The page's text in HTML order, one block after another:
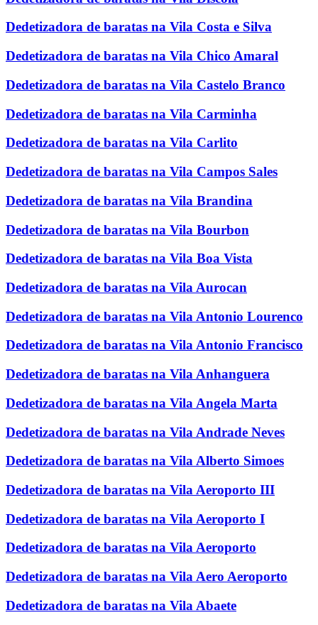
Dedetizadora de baratas na Vila Costa e Silva
Dedetizadora de baratas na Vila Chico Amaral
Dedetizadora de baratas na Vila Castelo Branco
Dedetizadora de baratas na Vila Carminha
Dedetizadora de baratas na Vila Carlito
Dedetizadora de baratas na Vila Campos Sales
Dedetizadora de baratas na Vila Brandina
Dedetizadora de baratas na Vila Bourbon
Dedetizadora de baratas na Vila Boa Vista
Dedetizadora de baratas na Vila Aurocan
Dedetizadora de baratas na Vila Antonio Lourenco
Dedetizadora de baratas na Vila Antonio Francisco
Dedetizadora de baratas na Vila Anhanguera
Dedetizadora de baratas na Vila Angela Marta
Dedetizadora de baratas na Vila Andrade Neves
Dedetizadora de baratas na Vila Alberto Simoes
Dedetizadora de baratas na Vila Aeroporto III
Dedetizadora de baratas na Vila Aeroporto I
Dedetizadora de baratas na Vila Aeroporto
Dedetizadora de baratas na Vila Aero Aeroporto
Dedetizadora de baratas na Vila Abaete